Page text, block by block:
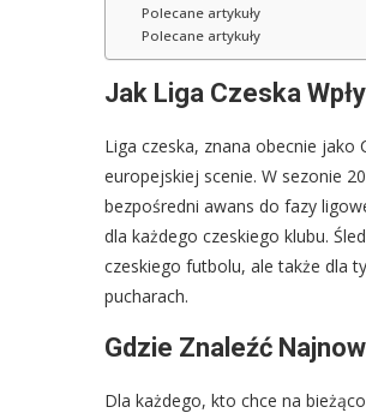
Polecane artykuły
Polecane artykuły
Jak Liga Czeska
Liga czeska, znana obecnie
europejskiej scenie. W sezonie
bezpośredni awans do fazy
dla każdego czeskiego klubu.
czeskiego futbolu, ale także dla
pucharach.
Gdzie Znaleźć
Dla każdego, kto chce na